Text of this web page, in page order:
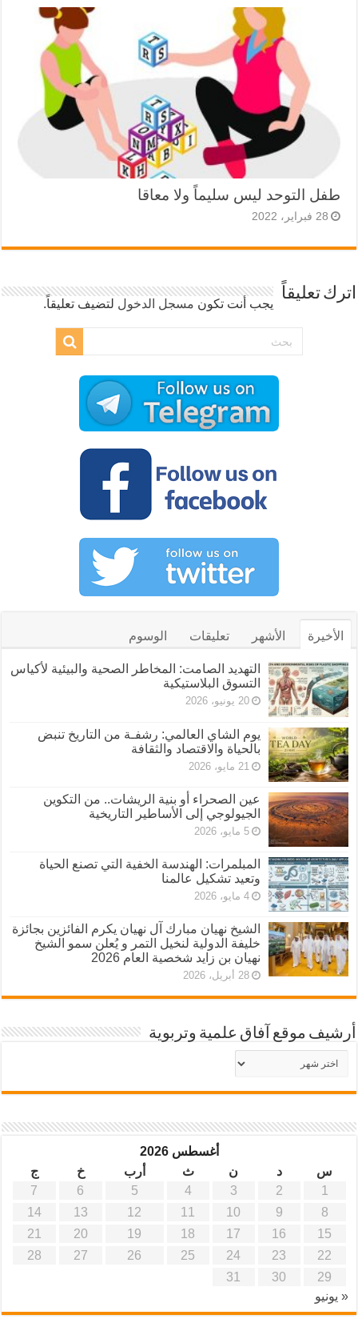
طفل التوحد ليس سليماً ولا معاقا
28 فبراير، 2022
اترك تعليقاً
يجب أنت تكون مسجل الدخول لتضيف تعليقاً.
الأخيرة الأشهر تعليقات الوسوم
التهديد الصامت: المخاطر الصحية والبيئية لأكياس
التسوق البلاستيكية
20 يونيو، 2026
يوم الشاي العالمي: رشفـة من التاريخ تنبض
بالحياة والاقتصاد والثقافة
21 مايو، 2026
عين الصحراء أو بنية الريشات.. من التكوين
الجيولوجي إلى الأساطير التاريخية
5 مايو، 2026
المبلمرات: الهندسة الخفية التي تصنع الحياة
وتعيد تشكيل عالمنا
4 مايو، 2026
الشيخ نهيان مبارك آل نهيان يكرم الفائزين بجائزة
خليفة الدولية لنخيل التمر و يُعلن سمو الشيخ
نهيان بن زايد شخصية العام 2026
28 أبريل، 2026
أرشيف موقع آفاق علمية وتربوية
أرشيف
موقع
أغسطس 2026
س
د ن ث أرب خ
ج
1
2
3
4
5
6
7
8
9
10
11
12
13
14
15
16
17
18
19
20
21
22
23
24
25
26
27
28
29
30
31
« يونيو